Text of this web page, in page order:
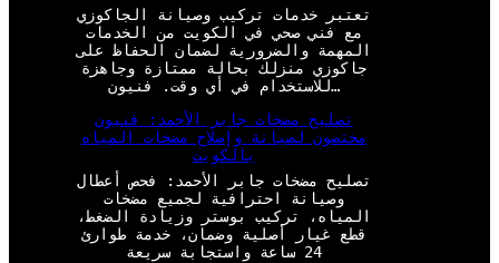
تعتبر خدمات تركيب وصيانة الجاكوزي
مع فني صحي في الكويت من الخدمات
المهمة والضرورية لضمان الحفاظ على
جاكوزي منزلك بحالة ممتازة وجاهزة
للاستخدام في أي وقت. فنيون…
تصليح مضخات جابر الأحمد: فنيون
مختصون لصيانة وإصلاح مضخات المياه
بالكويت
تصليح مضخات جابر الأحمد: فحص أعطال
وصيانة احترافية لجميع مضخات
المياه، تركيب بوستر وزيادة الضغط،
قطع غيار أصلية وضمان، خدمة طوارئ
24 ساعة واستجابة سريعة